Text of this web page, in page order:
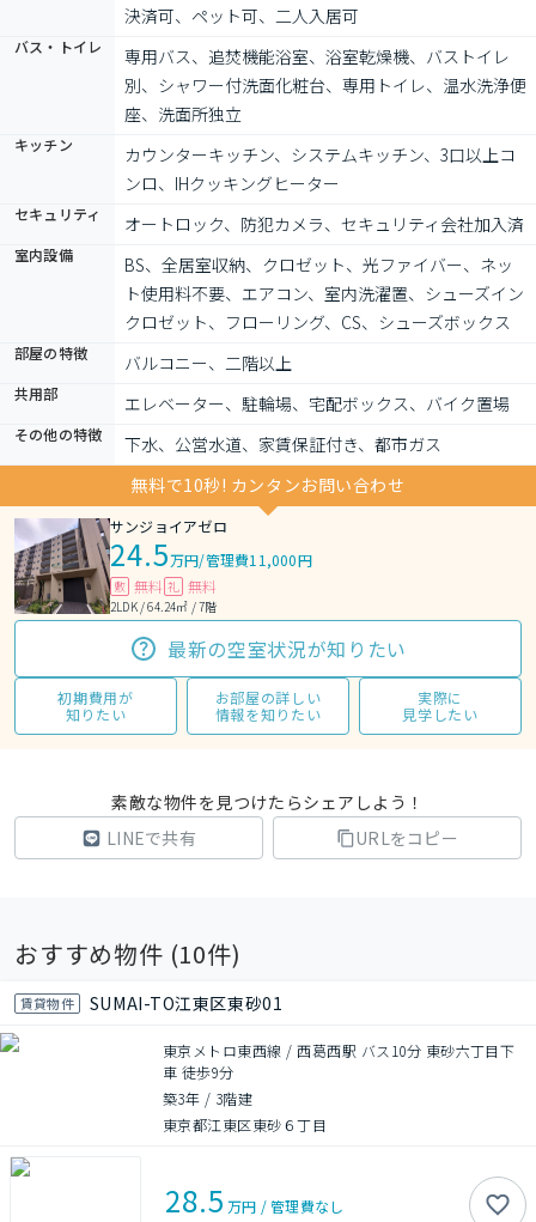
決済可、ペット可、二人入居可
バス・トイレ
専用バス、追焚機能浴室、浴室乾燥機、バストイレ
別、シャワー付洗面化粧台、専用トイレ、温水洗浄便
座、洗面所独立
キッチン
カウンターキッチン、システムキッチン、3口以上コ
ンロ、IHクッキングヒーター
セキュリティ オートロック、防犯カメラ、セキュリティ会社加入済
室内設備
BS、全居室収納、クロゼット、光ファイバー、ネッ
ト使用料不要、エアコン、室内洗濯置、シューズイン
クロゼット、フローリング、CS、シューズボックス
部屋の特徴 バルコニー、二階以上
共用部 エレベーター、駐輪場、宅配ボックス、バイク置場
その他の特徴
下水、公営水道、家賃保証付き、都市ガス
無料で10秒! カンタンお問い合わせ
サンジョイアゼロ
24.5万円/管理費11,000円
敷 無料 礼 無料
2LDK / 64.24㎡ / 7階
最新の空室状況が知りたい
初期費用が
知りたい
お部屋の詳しい
情報を知りたい
実際に
見学したい
素敵な物件を見つけたらシェアしよう！
LINEで共有
URLをコピー
おすすめ物件 (10件)
賃貸物件 SUMAI-TO江東区東砂01
東京メトロ東西線 / 西葛西駅 バス10分 東砂六丁目下
車 徒歩9分
築3年 / 3階建
東京都江東区東砂６丁目
28.5 万円 /管理費なし